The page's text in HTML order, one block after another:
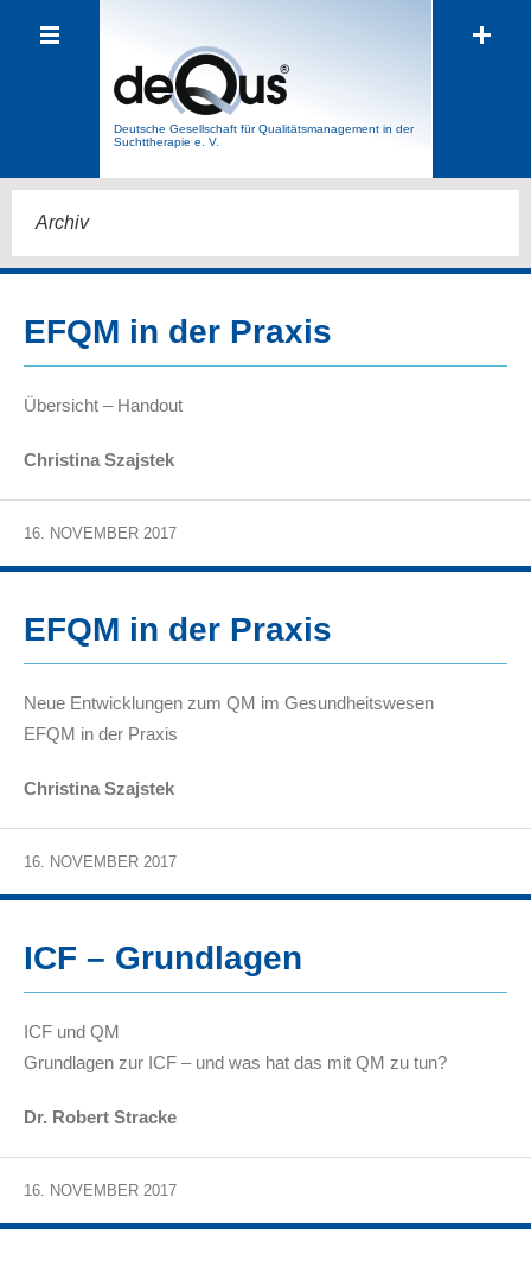
Deutsche Gesell­schaft für Qualitäts­manage­ment in der
Sucht­therapie e. V.
Archiv
EFQM in der Praxis
Übersicht – Handout
Christina Szajstek
16. NOVEMBER 2017
EFQM in der Praxis
Neue Entwicklungen zum QM im Gesundheitswesen
EFQM in der Praxis
Christina Szajstek
16. NOVEMBER 2017
ICF – Grundlagen
ICF und QM
Grundlagen zur ICF – und was hat das mit QM zu tun?
Dr. Robert Stracke
16. NOVEMBER 2017